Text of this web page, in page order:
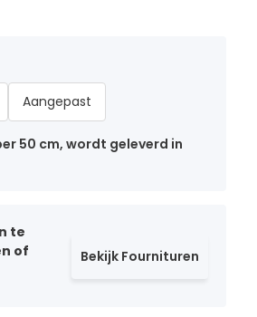
Aangepast
50 cm, wordt geleverd in
te
of
Bekijk Fournituren